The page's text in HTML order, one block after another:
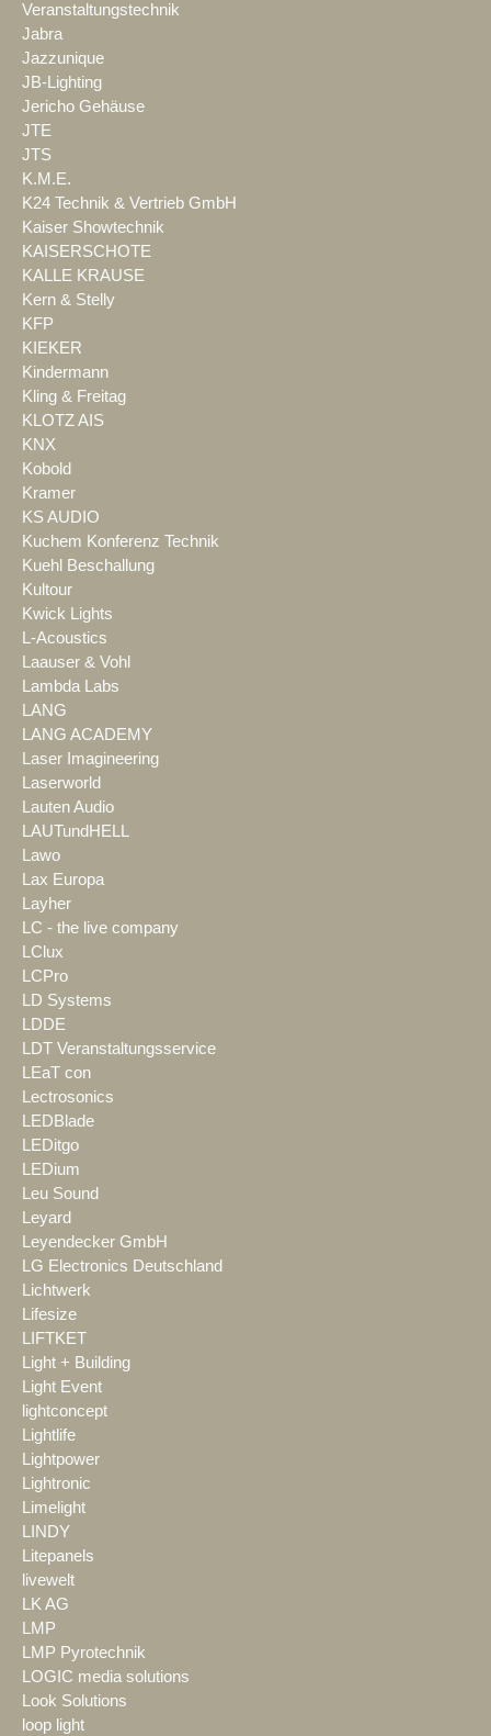
Veranstaltungstechnik
Jabra
Jazzunique
JB-Lighting
Jericho Gehäuse
JTE
JTS
K.M.E.
K24 Technik & Vertrieb GmbH
Kaiser Showtechnik
KAISERSCHOTE
KALLE KRAUSE
Kern & Stelly
KFP
KIEKER
Kindermann
Kling & Freitag
KLOTZ AIS
KNX
Kobold
Kramer
KS AUDIO
Kuchem Konferenz Technik
Kuehl Beschallung
Kultour
Kwick Lights
L-Acoustics
Laauser & Vohl
Lambda Labs
LANG
LANG ACADEMY
Laser Imagineering
Laserworld
Lauten Audio
LAUTundHELL
Lawo
Lax Europa
Layher
LC - the live company
LClux
LCPro
LD Systems
LDDE
LDT Veranstaltungsservice
LEaT con
Lectrosonics
LEDBlade
LEDitgo
LEDium
Leu Sound
Leyard
Leyendecker GmbH
LG Electronics Deutschland
Lichtwerk
Lifesize
LIFTKET
Light + Building
Light Event
lightconcept
Lightlife
Lightpower
Lightronic
Limelight
LINDY
Litepanels
livewelt
LK AG
LMP
LMP Pyrotechnik
LOGIC media solutions
Look Solutions
loop light